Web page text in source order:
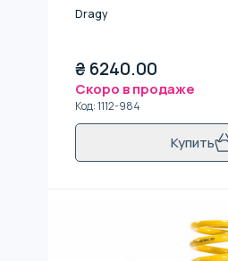
Dragy
₴ 6240.00
Скоро в продаже
Код:1112-984
Купить